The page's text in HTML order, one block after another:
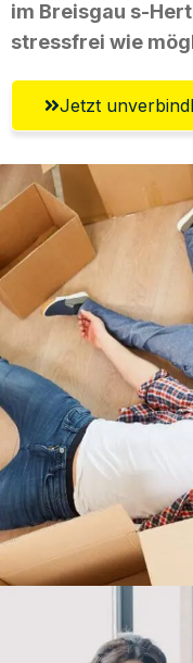
im Breisgau s-
stressfrei wie
Jetzt